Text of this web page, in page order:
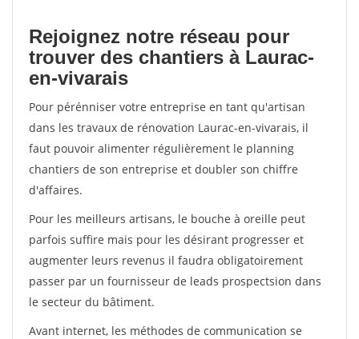
Rejoignez notre réseau pour
trouver des chantiers à Laurac-
en-vivarais
Pour pérénniser votre entreprise en tant qu'artisan
dans les travaux de rénovation Laurac-en-vivarais, il
faut pouvoir alimenter régulièrement le planning
chantiers de son entreprise et doubler son chiffre
d'affaires.
Pour les meilleurs artisans, le bouche à oreille peut
parfois suffire mais pour les désirant progresser et
augmenter leurs revenus il faudra obligatoirement
passer par un fournisseur de leads prospectsion dans
le secteur du bâtiment.
Avant internet, les méthodes de communication se